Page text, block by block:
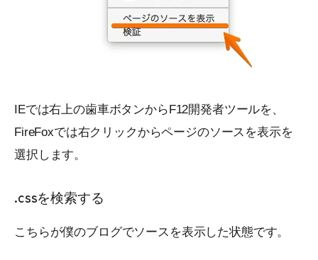
IEでは右上の歯車ボタンからF12開発者ツールを、
FireFoxでは右クリックからページのソースを表示を
選択します。
.cssを検索する
こちらが僕のブログでソースを表示した状態です。